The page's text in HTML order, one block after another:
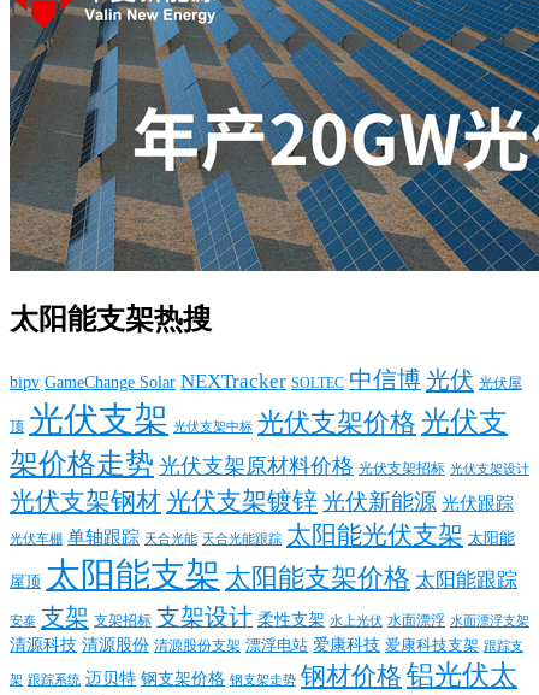
太阳能支架热搜
bipv GameChange Solar NEXTracker SOLTEC 中信博光伏 光伏屋
顶 光伏支架 光伏支架中标 光伏支架价格 光伏支
架价格走势 光伏支架原材料价格 光伏支架招标 光伏支架设计
光伏支架钢材光伏支架镀锌光伏新能源 光伏跟踪
光伏车棚 单轴跟踪 天合光能 天合光能跟踪 太阳能光伏支架 太阳能
屋顶 太阳能支架 太阳能支架价格 太阳能跟踪
安泰 支架 支架招标 支架设计 柔性支架 水上光伏 水面漂浮 水面漂浮支架
清源科技 清源股份 清源股份支架 漂浮电站 爱康科技 爱康科技支架 跟踪支
架 跟踪系统 迈贝特 钢支架价格 钢支架走势 钢材价格 铝光伏太